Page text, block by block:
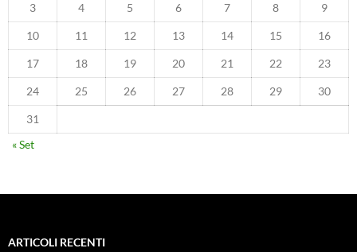
3 4 5 6 7 8 9
10 11 12 13 14 15 16
17 18 19 20 21 22 23
24 25 26 27 28 29 30
31
« Set
ARTICOLI RECENTI